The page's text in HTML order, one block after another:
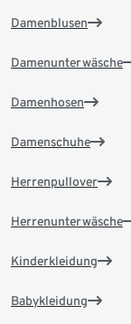
Damenblusen
Damenunterwäsche
Damenhosen
Damenschuhe
Herrenpullover
Herrenunterwäsche
Kinderkleidung
Babykleidung